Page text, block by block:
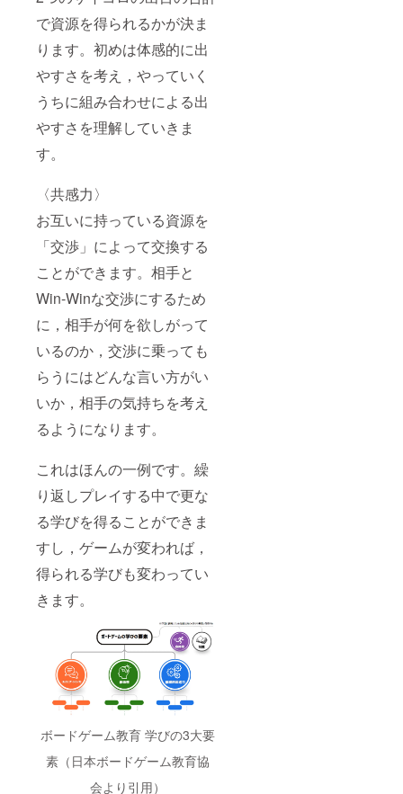
で資源を得られるかが決ま
ります。初めは体感的に出
やすさを考え，やっていく
うちに組み合わせによる出
やすさを理解していきま
す。
〈共感力〉
お互いに持っている資源を
「交渉」によって交換する
ことができます。相手と
Win-Winな交渉にするため
に，相手が何を欲しがって
いるのか，交渉に乗っても
らうにはどんな言い方がい
いか，相手の気持ちを考え
るようになります。
これはほんの一例です。繰
り返しプレイする中で更な
る学びを得ることができま
すし，ゲームが変われば，
得られる学びも変わってい
きます。
ボードゲーム教育 学びの3大要
素（日本ボードゲーム教育協
会より引用）